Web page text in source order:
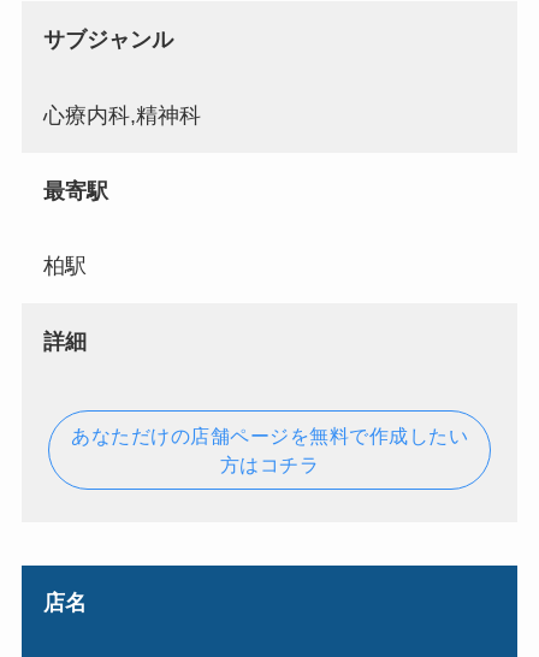
サブジャンル
心療内科,精神科
最寄駅
柏駅
詳細
あなただけの店舗ページを無料で作成したい
方はコチラ
店名